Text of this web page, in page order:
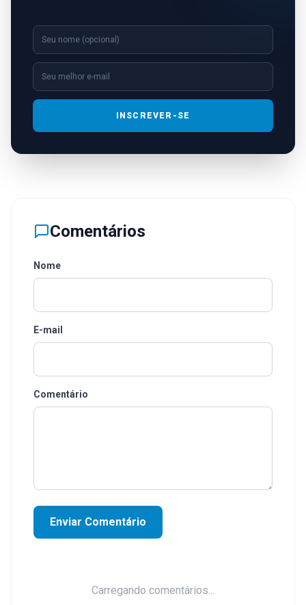
INSCREVER-SE
Comentários
Nome
E-mail
Comentário
Enviar Comentário
Carregando comentários...